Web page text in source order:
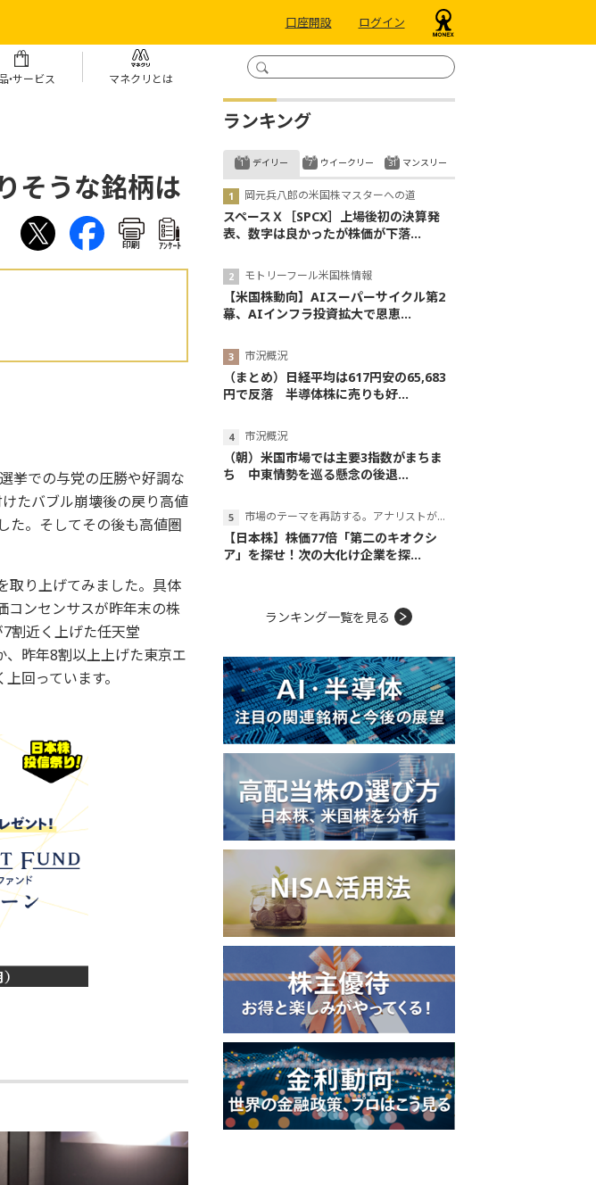
口座開設 ログイン
・サービス マネクリとは
そうな銘柄は
印刷 ｱﾝｹｰﾄ
挙での与党の圧勝や好調な
たバブル崩壊後の戻り高値
た。そしてその後も高値圏
取り上げてみました。具体
コンセンサスが昨年末の株
割近く上げた任天堂
昨年8割以上上げた東京エ
回っています。
ランキング
デイリー
岡元兵八郎の米国株マスターへの道
スペースＸ［SPCX］上場後初の決算発
表、数字は良かったが株価が下落...
モトリーフール米国株情報
【米国株動向】AIスーパーサイクル第2
幕、AIインフラ投資拡大で恩恵...
市況概況
（まとめ）日経平均は617円安の65,683
円で反落 半導体株に売りも好...
市況概況
（朝）米国市場では主要3指数がまちま
ち 中東情勢を巡る懸念の後退...
市場のテーマを再訪する。アナリストが読み解くテーマの本質
【日本株】株価77倍「第二のキオクシ
ア」を探せ！次の大化け企業を探...
ウイークリー マンスリー
ランキング一覧を見る